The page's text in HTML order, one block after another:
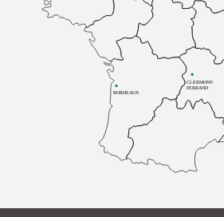
BORDEAUX
CLERMONT-
FERRAND